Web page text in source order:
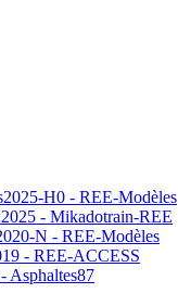
2025-H0 - REE-Modèles
2025 - Mikadotrain-REE
N - REE-Modèles
- REE-ACCESS
Asphaltes87